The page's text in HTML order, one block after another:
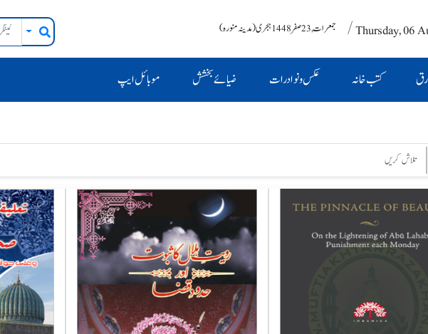
جمعرات , 23 صفر 1448 ہجری (مدینہ منورہ) / Thursday, 06
کتب خانہ عکس و نوادرات ضیائے بخشش موبائل ایپ